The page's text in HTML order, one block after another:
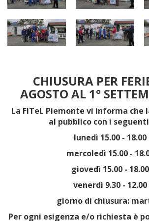
CHIUSURA PER
AGOSTO AL 1°
La FITeL Piemonte vi informa che
al pubblico con i
lunedì 15.00 - 18.00
mercoledì 15.00 -
giovedì 15.00 - 18.00
venerdì 9.30 - 12.00
giorno di chiusura:
Per ogni esigenza e/o richiesta è